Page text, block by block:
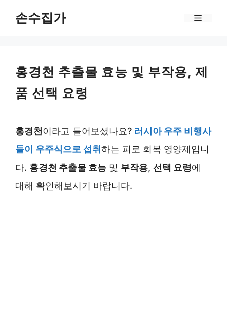
손수집가 Menu
홍경천 추출물 효능 및 부작용, 제
품 선택 요령
홍경천 이라고 들어보셨나요? 러시아 우주 비행사
들이 우주식으로 섭취하는 피로 회복 영양제입니
다. 홍경천 추출물 효능 및 부작용, 선택 요령에
대해 확인해보시기 바랍니다.